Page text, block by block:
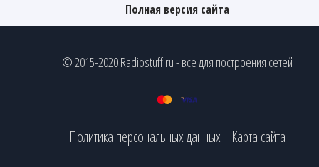
Полная версия сайта
© 2015-2020 Radiostuff.ru - все для построения сетей
Политика персональных данных | Карта сайта